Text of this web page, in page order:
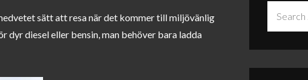
sätt att resa när det kommer till miljövänlig
dyr diesel eller bensin, man behöver bara ladda